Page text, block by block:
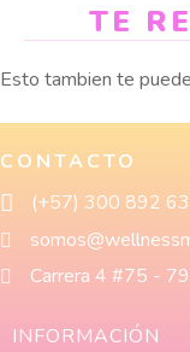
TE
Esto tambien te
CONTACTO
(+57) 300 892
Carrera 4 #75 -
INFORMACIÓN